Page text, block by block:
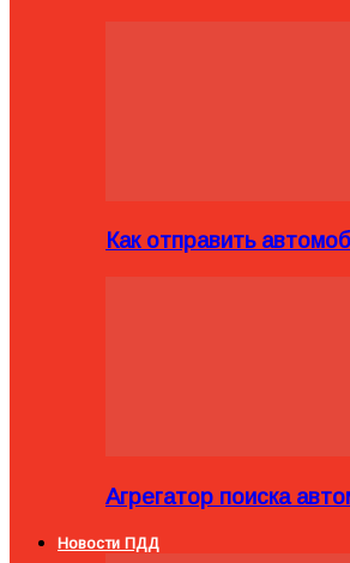
Как отправить
Агрегатор поиска
Новости ПДД